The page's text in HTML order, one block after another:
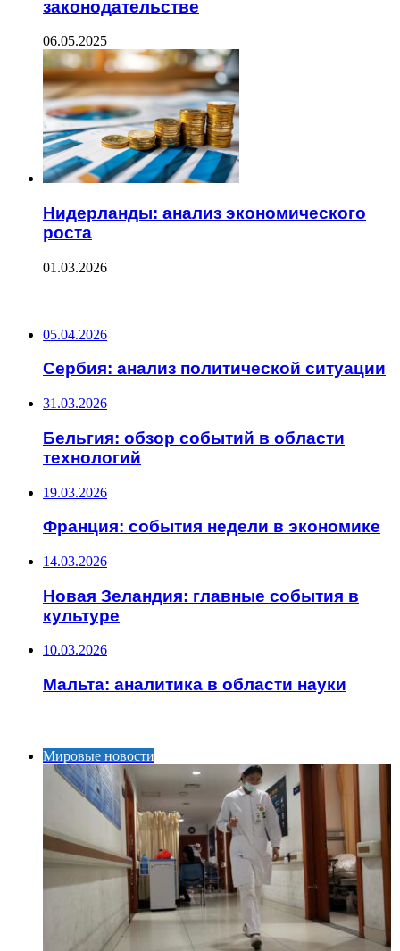
законодательстве
06.05.2025
Нидерланды: анализ экономического
роста
01.03.2026
05.04.2026
Сербия: анализ политической ситуации
31.03.2026
Бельгия: обзор событий в области
технологий
19.03.2026
Франция: события недели в экономике
14.03.2026
Новая Зеландия: главные события в
культуре
10.03.2026
Мальта: аналитика в области науки
Мировые новости